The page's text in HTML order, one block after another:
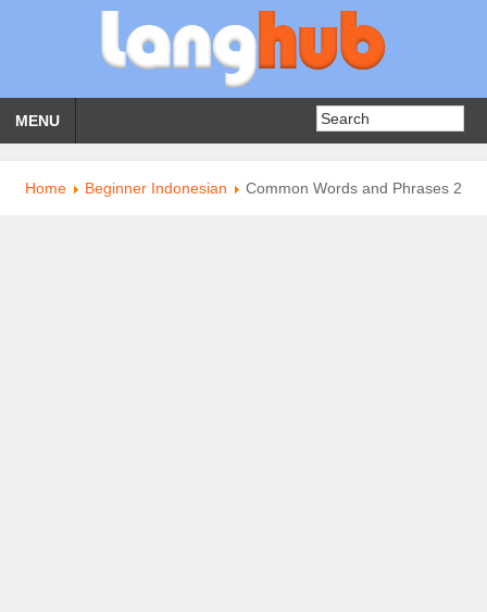
MENU
Home Beginner Indonesian Common Words and Phrases 2